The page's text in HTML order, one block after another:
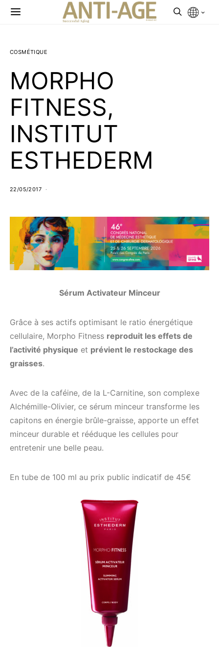
COSMÉTIQUE
MORPHO
FITNESS,
INSTITUT
ESTHEDERM
22/05/2017
Sérum Activateur Minceur
Grâce à ses actifs optimisant le ratio énergétique
cellulaire, Morpho Fitness reproduit les effets de
l’activité physique et prévient le restockage des
graisses.
Avec de la caféine, de la L-Carnitine, son complexe
Alchémille-Olivier, ce sérum minceur transforme les
capitons en énergie brûle-graisse, apporte un effet
minceur durable et rééduque les cellules pour
entretenir une belle peau.
En tube de 100 ml au prix public indicatif de 45€